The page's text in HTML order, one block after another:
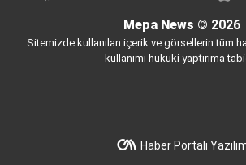
Mepa News © 2026
Sitemizde kullanılan içerik ve görsellerin tüm
kullanımı hukuki yaptırıma
Haber Portalı